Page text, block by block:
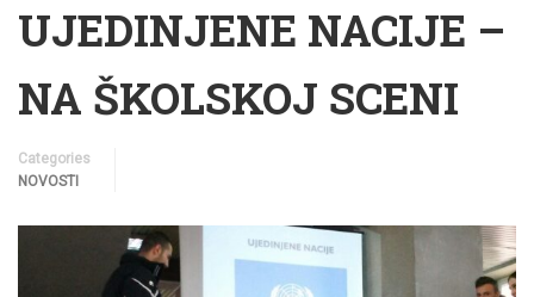
UJEDINJENE NACIJE –
NA ŠKOLSKOJ SCENI
Categories
NOVOSTI